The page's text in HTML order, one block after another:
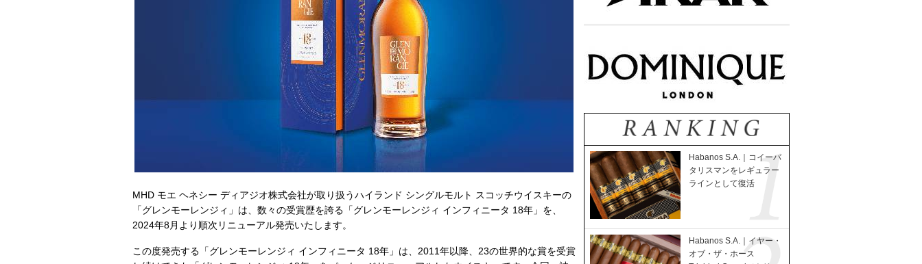
MHD モエ ヘネシー ディアジオ株式会社が取り扱うハイランド シングルモルト スコッチウイスキーの
「グレンモーレンジィ」は、数々の受賞歴を誇る「グレンモーレンジィ インフィニータ 18年」を、
2024年8月より順次リニューアル発売いたします。
この度発売する「グレンモーレンジィ インフィニータ 18年」は、2011年以降、23の世界的な賞を受賞
Habanos S.A.｜コイーバ
タリスマンをレギュラー
ラインとして復活
Habanos S.A.｜イヤー・
オブ・ザ・ホース